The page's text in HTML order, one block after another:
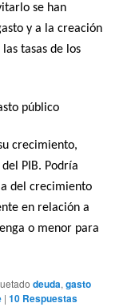
se han
y a la creación
tasas de los
público
crecimiento,
PIB. Podría
del crecimiento
en relación a
o menor para
deuda,gasto
|10 Respuestas